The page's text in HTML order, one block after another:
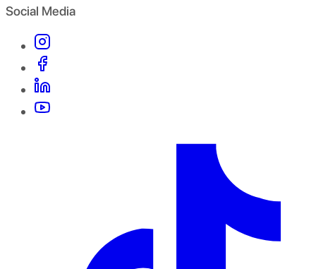
Social Media